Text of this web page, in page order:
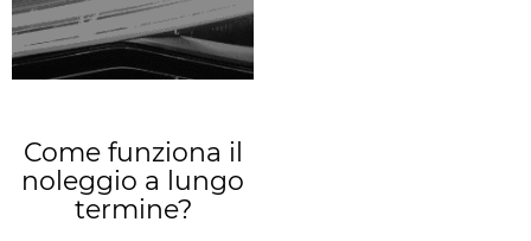
Come funziona il
noleggio a lungo
termine?